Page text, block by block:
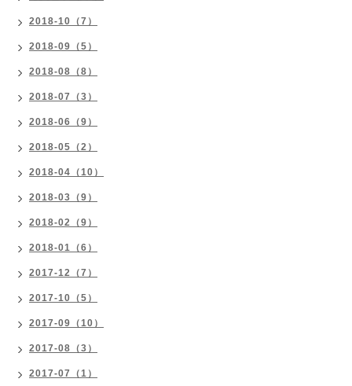
2018-10（7）
2018-09（5）
2018-08（8）
2018-07（3）
2018-06（9）
2018-05（2）
2018-04（10）
2018-03（9）
2018-02（9）
2018-01（6）
2017-12（7）
2017-10（5）
2017-09（10）
2017-08（3）
2017-07（1）